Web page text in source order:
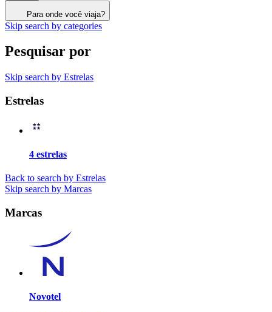
Para onde você viaja?
Skip search by categories
Pesquisar por
Skip search by Estrelas
Estrelas
4 estrelas
Back to search by Estrelas
Skip search by Marcas
Marcas
Novotel